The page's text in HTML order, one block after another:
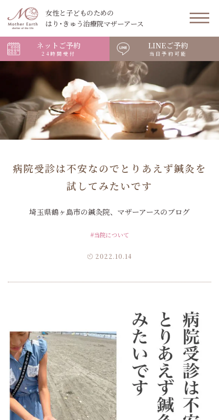
女性と子どものための
はり･きゅう治療院マザーアース
ネットご予約
24時間受付
LINEご予約
当日予約可能
病院受診は不安なのでとりあえず鍼灸を
試してみたいです
埼玉県鶴ヶ島市の鍼灸院、マザーアースのブログ
#当院について
2022.10.14